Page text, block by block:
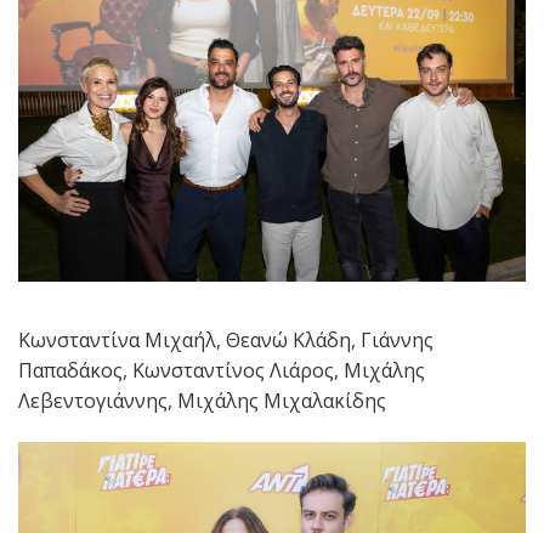
Κωνσταντίνα Μιχαήλ, Θεανώ Κλάδη, Γιάννης
Παπαδάκος, Κωνσταντίνος Λιάρος, Μιχάλης
Λεβεντογιάννης, Μιχάλης Μιχαλακίδης